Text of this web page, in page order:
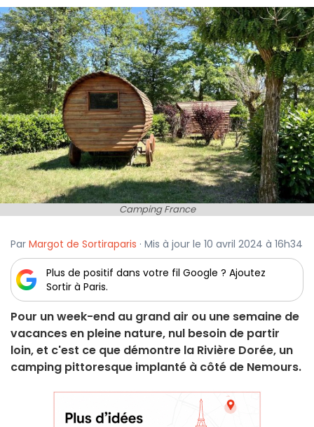
Camping France
Par Margot de Sortiraparis · Mis à jour le 10 avril 2024 à 16h34
Plus de positif dans votre fil Google ? Ajoutez
Sortir à Paris.
Pour un week-end au grand air ou une semaine de
vacances en pleine nature, nul besoin de partir
loin, et c'est ce que démontre la Rivière Dorée, un
camping pittoresque implanté à côté de Nemours.